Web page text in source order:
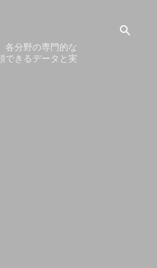
各分野の専門的な
できるデータと実